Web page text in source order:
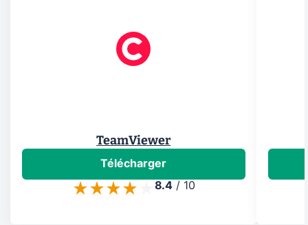
TeamViewer
Télécharger
8.4/ 10